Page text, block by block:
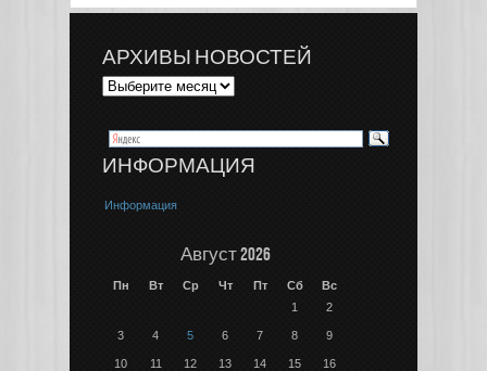
АРХИВЫ НОВОСТЕЙ
ИНФОРМАЦИЯ
Информация
Август 2026
Пн Вт Ср Чт Пт Сб
Вс
1
2
3 4 5 6 7 8 9
10 11 12 13 14 15 16